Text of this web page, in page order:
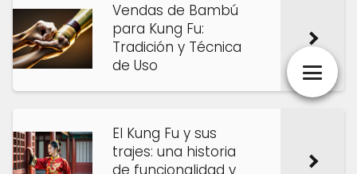
Vendas de Bambú
para Kung Fu:
Tradición y Técnica
de Uso
El Kung Fu y sus
trajes: una historia
de funcionalidad y